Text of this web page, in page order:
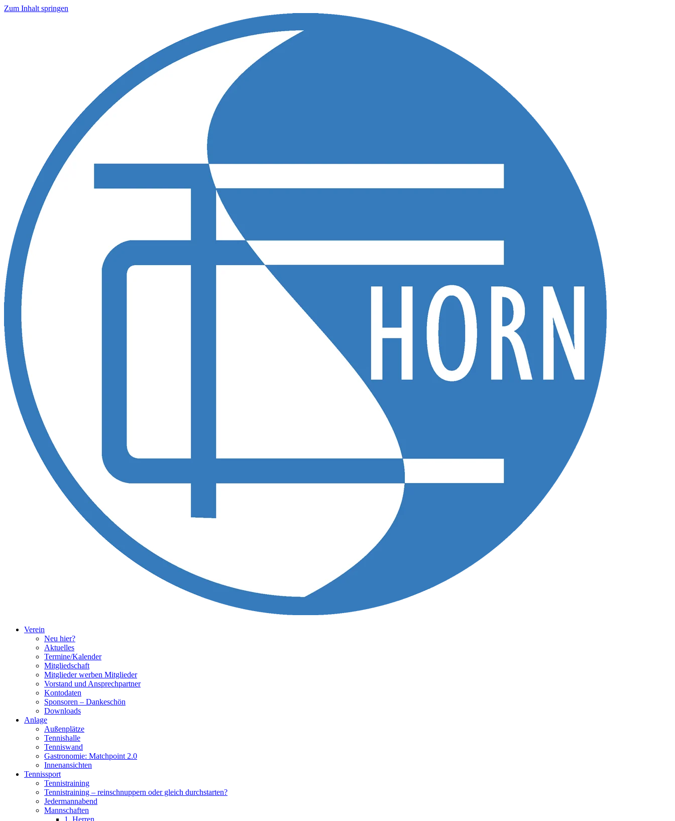
Zum Inhalt springen
Verein
Neu hier?
Aktuelles
Termine/Kalender
Mitgliedschaft
Mitglieder werben Mitglieder
Vorstand und Ansprechpartner
Kontodaten
Sponsoren – Dankeschön
Downloads
Anlage
Außenplätze
Tennishalle
Tenniswand
Gastronomie: Matchpoint 2.0
Innenansichten
Tennissport
Tennistraining
Tennistraining – reinschnuppern oder gleich durchstarten?
Jedermannabend
Mannschaften
1. Herren